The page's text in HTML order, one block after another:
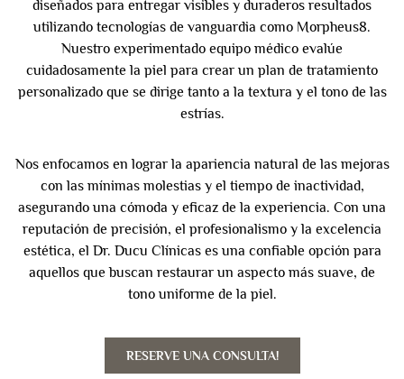
diseñados para entregar visibles y duraderos resultados
utilizando tecnologías de vanguardia como Morpheus8.
Nuestro experimentado equipo médico evalúe
cuidadosamente la piel para crear un plan de tratamiento
personalizado que se dirige tanto a la textura y el tono de las
estrías.
Nos enfocamos en lograr la apariencia natural de las mejoras
con las mínimas molestias y el tiempo de inactividad,
asegurando una cómoda y eficaz de la experiencia. Con una
reputación de precisión, el profesionalismo y la excelencia
estética, el Dr. Ducu Clínicas es una confiable opción para
aquellos que buscan restaurar un aspecto más suave, de
tono uniforme de la piel.
RESERVE UNA CONSULTA!